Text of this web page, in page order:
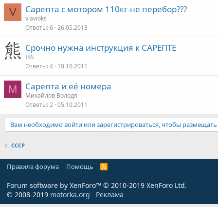
V Сарепта с мотором 110кг-не перебор???
vlavioks
Ответы 6 26.05.2013
Срочно нужна инструкция к САРЕПТЕ
IKS
Ответы 4 10.10.2011
М Сарепта и её номера
Михайлов Володя
Ответы 2 05.10.2011
Вам необходимо войти или зарегистрироваться, чтобы
СССР
Правила форума Помощь
R
Forum software by XenForo™ © 2010-2019 XenForo Ltd.
© 2008-2019 motorka.org Реклама